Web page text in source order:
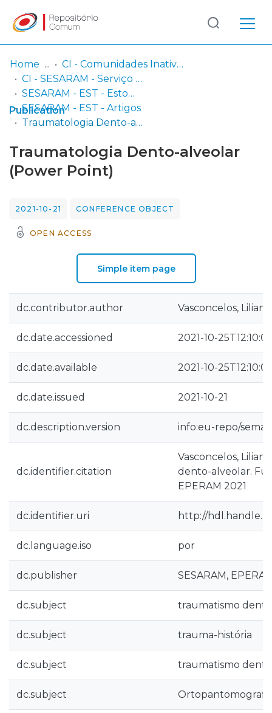
Communities
& Collections
Browse repository
Log
In
(current)
Home
CI - Comunidades Inativas
CI - SESARAM - Serviço de Saúde da Região Autónoma da Madeira, EPERAM
SESARAM - EST - Estomatologia
SESARAM - EST - Artigos
Traumatologia Dento-alveolar (Power Point)
Publication
Traumatologia Dento-alveolar
(Power Point)
2021-10-21 CONFERENCE OBJECT
OPEN ACCESS
Simple item page
dc.contributor.author Vasconcelos, Liliana
dc.date.accessioned 2021-10-
dc.date.available 2021-10-
dc.date.issued 2021-10-21
dc.description.version info:eu-repo/
dc.identifier.citation
Vasconcelos,
dento-alveolar.
EPERAM 2021
dc.identifier.uri http://
dc.language.iso por
dc.publisher SESARAM,
dc.subject traumatismo
dc.subject trauma-história
dc.subject traumatismo
dc.subject